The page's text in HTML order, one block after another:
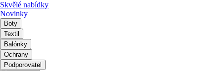
Skvělé nabídky
Novinky
Boty
Textil
Balónky
Ochrany
Podporovatel